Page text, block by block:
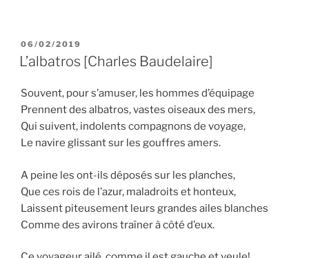
PUBLICADO
EM
06/02/2019
L’albatros [Charles Baudelaire]
Souvent, pour s’amuser, les hommes d’équipage
Prennent des albatros, vastes oiseaux des mers,
Qui suivent, indolents compagnons de voyage,
Le navire glissant sur les gouffres amers.
A peine les ont-ils déposés sur les planches,
Que ces rois de l’azur, maladroits et honteux,
Laissent piteusement leurs grandes ailes blanches
Comme des avirons traîner à côté d’eux.